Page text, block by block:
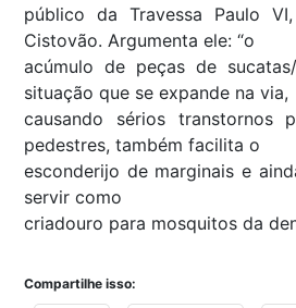
público da Travessa Paulo
Cistovão. Argumenta ele: “o
acúmulo de peças de
situação que se expande na via,
causando sérios transtornos
pedestres, também facilita o
esconderijo de marginais e
servir como
criadouro para mosquitos da
Compartilhe isso: